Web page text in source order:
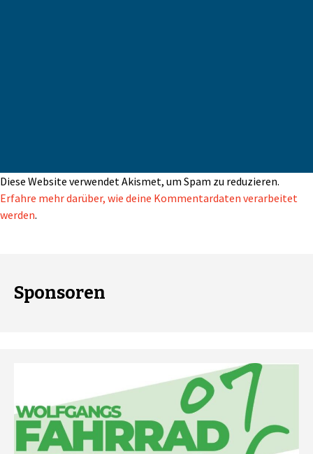
Diese Website verwendet Akismet, um Spam zu reduzieren.
Erfahre mehr darüber, wie deine Kommentardaten verarbeitet
werden.
Sponsoren